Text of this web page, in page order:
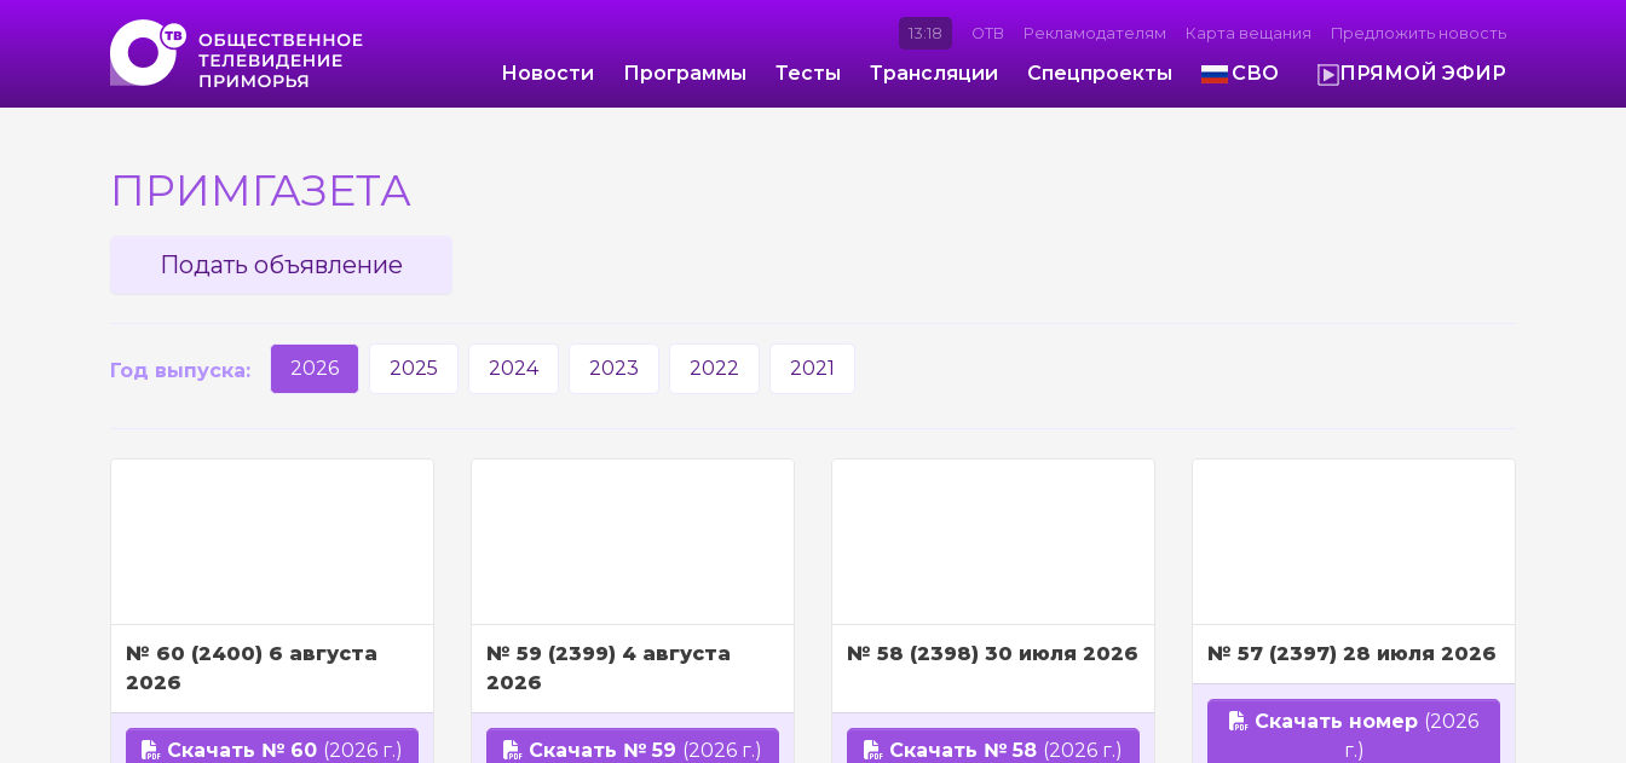
13:18 ОТВ Рекламодателям Карта вещания Предложить новость
Новости Программы Тесты Трансляции Спецпроекты СВО ПРЯМОЙ ЭФИР
ПРИМГАЗЕТА
Подать объявление
Год выпуска: 2026 2025 2024 2023 2022 2021
№ 60 (2400) 6 августа
2026
Скачать № 60 (2026 г.)
№ 59 (2399) 4 августа
2026
Скачать № 59 (2026 г.)
№ 58 (2398) 30 июля 2026
Скачать № 58 (2026 г.)
№ 57 (2397) 28 июля 2026
Скачать номер (2026
г.)